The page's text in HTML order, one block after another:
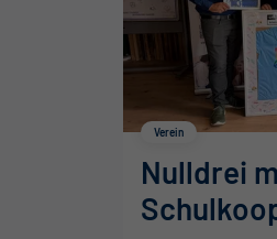
Nulldrei
Verein